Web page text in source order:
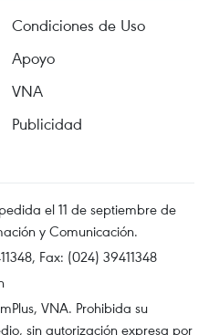
Condiciones de Uso
Apoyo
VNA
Publicidad
el 11 de septiembre de
y Comunicación.
Fax: (024) 39411348
VNA. Prohibida su
sin autorización expresa por